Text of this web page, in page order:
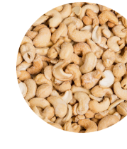
tuotteella
on
useampi
muunnelma.
Voit
tehdä
valinnat